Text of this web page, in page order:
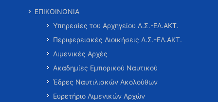
ΕΠΙΚΟΙΝΩΝΙΑ
Υπηρεσίες του Αρχηγείου Λ.Σ.-ΕΛ.ΑΚΤ.
Περιφερειακές Διοικήσεις Λ.Σ.-ΕΛ.ΑΚΤ.
Λιμενικές Αρχές
Ακαδημίες Εμπορικού Ναυτικού
Έδρες Ναυτιλιακών Ακολούθων
Ευρετήριο Λιμενικών Αρχών